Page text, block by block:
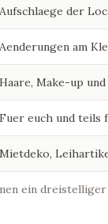
Aufschlaege der
Aenderungen am
Haare, Make-up
Fuer euch und teils
Mietdeko,
ein